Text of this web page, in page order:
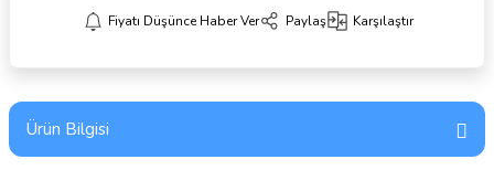
Fiyatı Düşünce Haber Ver Paylaş Karşılaştır
Ürün Bilgisi